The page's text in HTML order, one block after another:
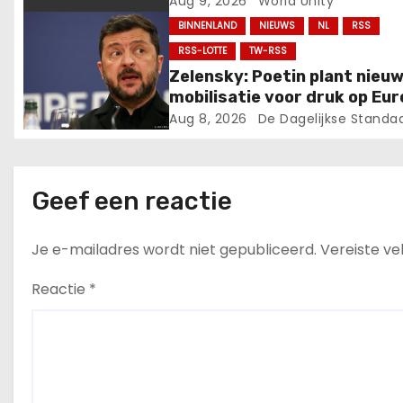
g
t
i
BINNENLAND NIEUWS NL
RSS
RSS-LOTTE
TW-RSS
Zelensky: Poetin plant
mobilisatie voor druk op
Aug 8, 2026 De Dagelijkse
Geef een reactie
Je e-mailadres wordt niet gepubliceerd. Vereiste
Reactie *